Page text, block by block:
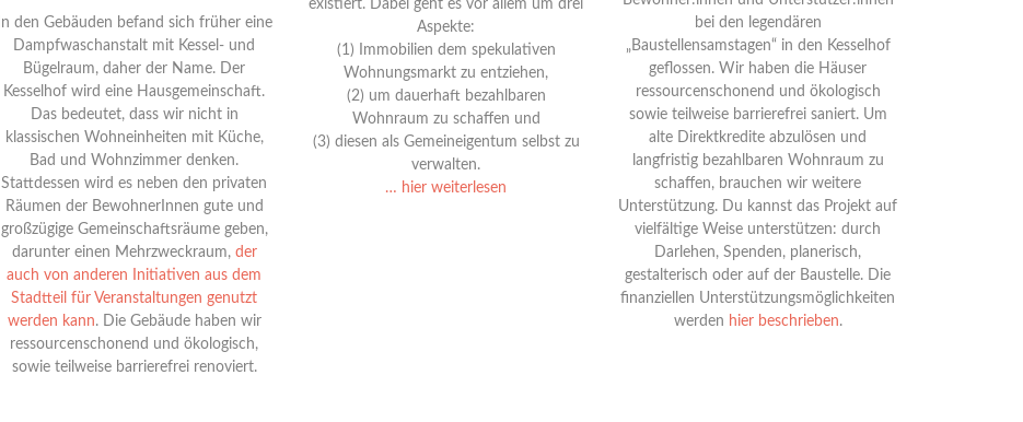
In den Gebäuden befand sich früher eine
Dampfwaschanstalt mit Kessel- und
Bügelraum, daher der Name. Der
Kesselhof wird eine Hausgemeinschaft.
Das bedeutet, dass wir nicht in
klassischen Wohneinheiten mit Küche,
Bad und Wohnzimmer denken.
Stattdessen wird es neben den privaten
Räumen der BewohnerInnen gute und
großzügige Gemeinschaftsräume geben,
darunter einen Mehrzweckraum, der
auch von anderen Initiativen aus dem
Stadtteil für Veranstaltungen genutzt
werden kann. Die Gebäude haben wir
ressourcenschonend und ökologisch,
sowie teilweise barrierefrei renoviert.
existiert. Dabei geht es vor allem um drei
Aspekte:
(1) Immobilien dem spekulativen
Wohnungsmarkt zu entziehen,
(2) um dauerhaft bezahlbaren
Wohnraum zu schaffen und
(3) diesen als Gemeineigentum selbst zu
verwalten.
… hier weiterlesen
bei den legendären
„Baustellensamstagen“ in den Kesselhof
geflossen. Wir haben die Häuser
ressourcenschonend und ökologisch
sowie teilweise barrierefrei saniert. Um
alte Direktkredite abzulösen und
langfristig bezahlbaren Wohnraum zu
schaffen, brauchen wir weitere
Unterstützung. Du kannst das Projekt auf
vielfältige Weise unterstützen: durch
Darlehen, Spenden, planerisch,
gestalterisch oder auf der Baustelle. Die
finanziellen Unterstützungsmöglichkeiten
werden hier beschrieben.